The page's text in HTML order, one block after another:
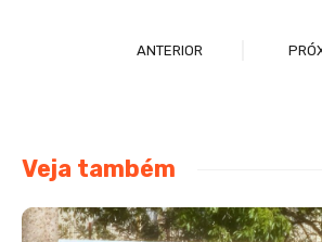
ANTERIOR
Veja também